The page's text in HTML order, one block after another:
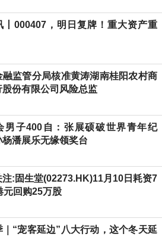
丨000407，明日复牌！重大资产重
融监管分局核准黄涛湖南桂阳农村商
股份有限公司风险总监
男子400自：张展硕破世界青年纪
杨潘展乐无缘领奖台
注:固生堂(02273.HK)11月10日耗资7
元回购25万股
｜“宠客延边”八大行动，这个冬天延